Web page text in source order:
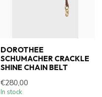
DOROTHEE
SCHUMACHER CRACKLE
SHINE CHAIN BELT
€280,00
In stock